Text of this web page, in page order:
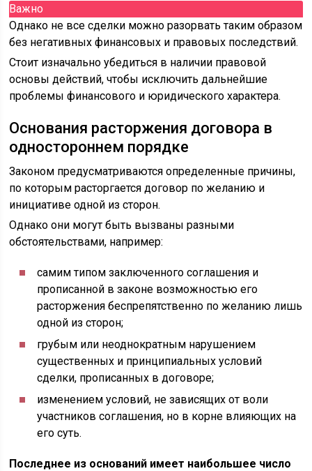
Важно
Однако не все сделки можно разорвать таким образом
без негативных финансовых и правовых последствий.
Стоит изначально убедиться в наличии правовой
основы действий, чтобы исключить дальнейшие
проблемы финансового и юридического характера.
Основания расторжения договора в
одностороннем порядке
Законом предусматриваются определенные причины,
по которым расторгается договор по желанию и
инициативе одной из сторон.
Однако они могут быть вызваны разными
обстоятельствами, например:
самим типом заключенного соглашения и
прописанной в законе возможностью его
расторжения беспрепятственно по желанию лишь
одной из сторон;
грубым или неоднократным нарушением
существенных и принципиальных условий
сделки, прописанных в договоре;
изменением условий, не зависящих от воли
участников соглашения, но в корне влияющих на
его суть.
Последнее из оснований имеет наибольшее число